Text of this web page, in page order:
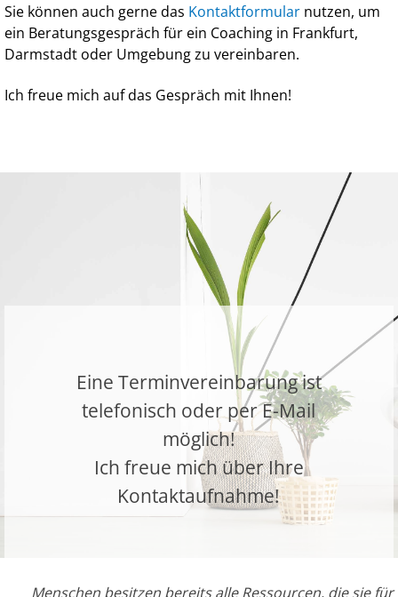
Sie können auch gerne das Kontaktformular nutzen, um
ein Beratungsgespräch für ein Coaching in Frankfurt,
Darmstadt oder Umgebung zu vereinbaren.
Ich freue mich auf das Gespräch mit Ihnen!
Eine Terminvereinbarung ist
telefonisch oder per E-Mail
möglich!
Ich freue mich über Ihre
Kontaktaufnahme!
Menschen besitzen bereits alle Ressourcen, die sie für